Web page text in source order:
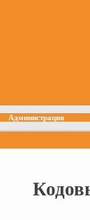
Администрация